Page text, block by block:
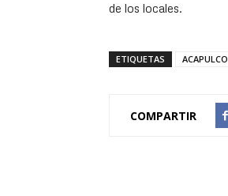
de los locales.
ETIQUETAS ACAPULCO
COMPARTIR